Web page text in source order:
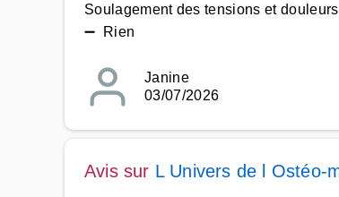
Soulagement des tensions et douleurs
➖ Rien
Janine
03/07/2026
Avis sur L Univers de l Ostéo-